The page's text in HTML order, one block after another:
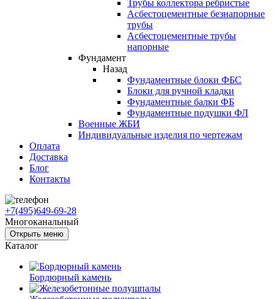
Трубы коллектора ребристые
Асбестоцементные безнапорные
трубы
Асбестоцементные трубы
напорные
Фундамент
Назад
Фундаментные блоки ФБС
Блоки для ручной кладки
Фундаментные балки ФБ
Фундаментные подушки ФЛ
Военные ЖБИ
Индивидуальные изделия по чертежам
Оплата
Доставка
Блог
Контакты
+7(495)649-69-28
Многоканальный
Открыть меню
Каталог
Бордюрный камень